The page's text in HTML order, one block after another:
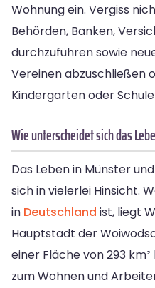
Wohnung ein. Vergiss
Behörden, Banken,
durchzuführen sowie
Vereinen abzuschließen
Kindergarten oder
Wie unterscheidet sich das
Das Leben in Münster
sich in vielerlei Hinsicht.
in Deutschland ist, liegt
Hauptstadt der
einer Fläche von 293
zum Wohnen und